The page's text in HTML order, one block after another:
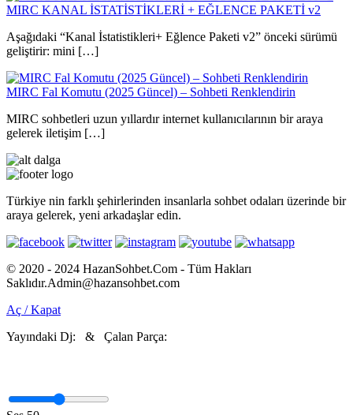
MIRC KANAL İSTATİSTİKLERİ + EĞLENCE PAKETİ v2
Aşağıdaki “Kanal İstatistikleri+ Eğlence Paketi v2” önceki sürümü
geliştirir: mini […]
MIRC Fal Komutu (2025 Güncel) – Sohbeti Renklendirin
MIRC sohbetleri uzun yıllardır internet kullanıcılarının bir araya
gelerek iletişim […]
Türkiye nin farklı şehirlerinden insanlarla sohbet odaları üzerinde bir
araya gelerek, yeni arkadaşlar edin.
© 2020 - 2024 HazanSohbet.Com - Tüm Hakları
Saklıdır.Admin@hazansohbet.com
Aç / Kapat
Yayındaki Dj:
& Çalan Parça: